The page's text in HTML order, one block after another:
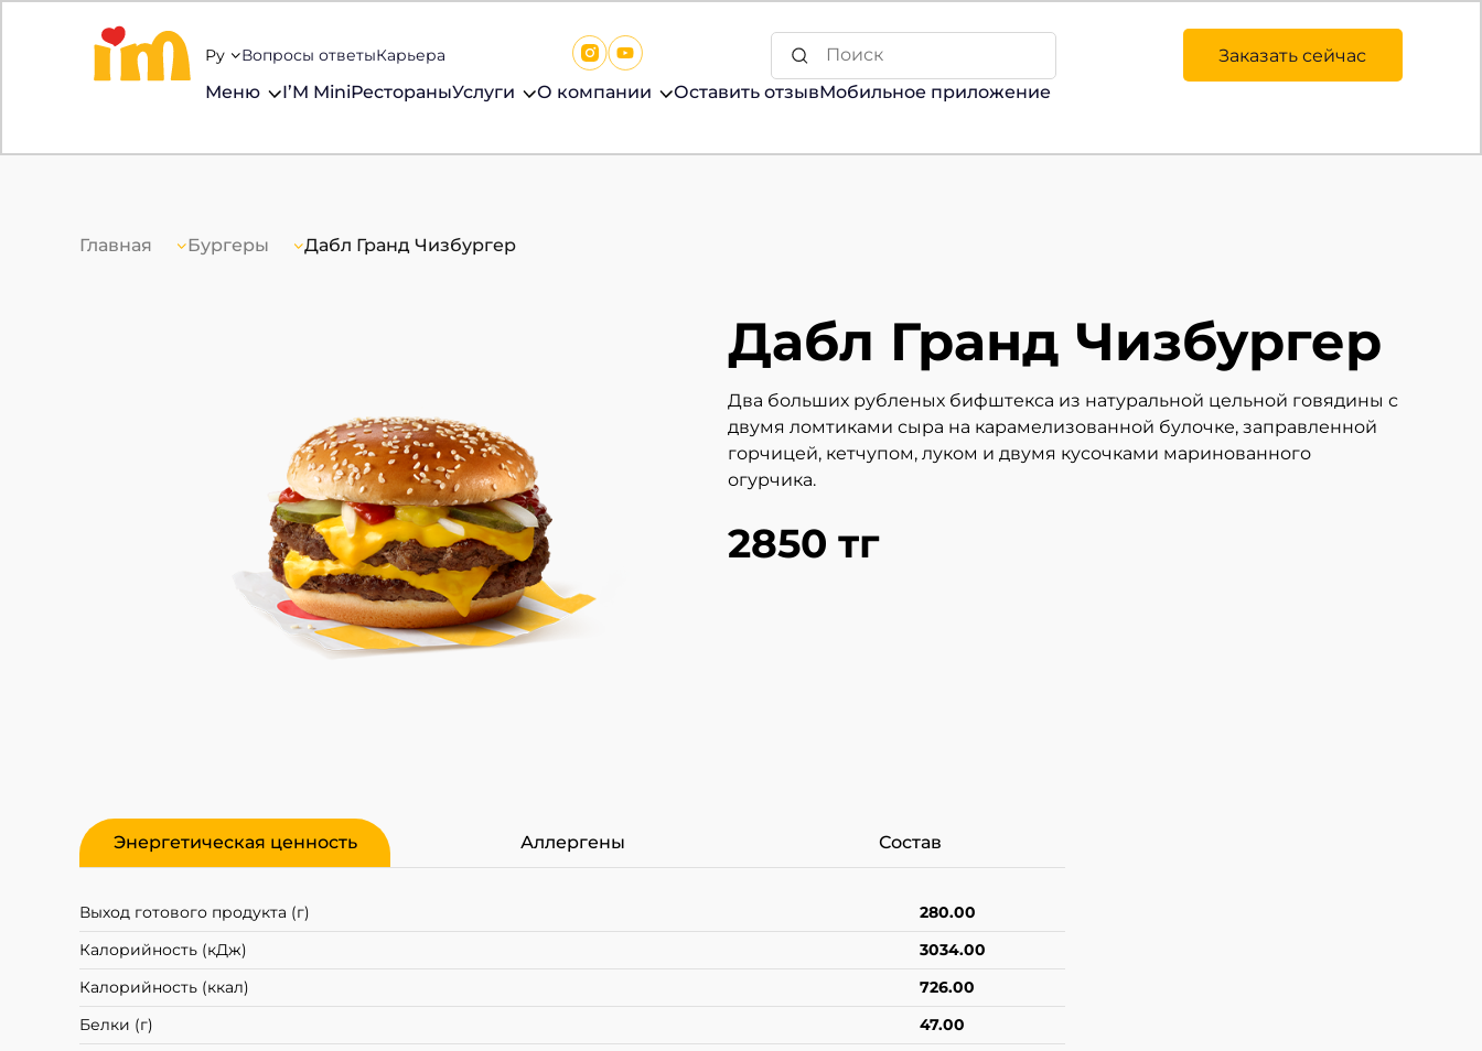
Ру Вопросы ответыКарьера
Заказать сейчас
Меню
I’M MiniРестораныУслуги О компании Оставить отзывМобильное приложение
Главная Бургеры Дабл Гранд Чизбургер
Дабл Гранд Чизбургер
Два больших рубленых бифштекса из натуральной цельной говядины с
двумя ломтиками сыра на карамелизованной булочке, заправленной
горчицей, кетчупом, луком и двумя кусочками маринованного
огурчика.
2850 тг
Энергетическая ценность Аллергены Состав
Выход готового продукта (г)
280.00
Калорийность (кДж)
3034.00
Калорийность (ккал)
726.00
Белки (г)
47.00